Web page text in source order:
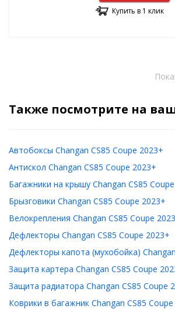
Купить в 1 клик
Также посмотрите на
Автобоксы Changan CS85 Coupe 2023+
Антискол Changan CS85 Coupe 2023+
Багажники на крышу Changan CS85
Брызговики Changan CS85 Coupe 2023+
Велокрепления Changan CS85 Coupe
Дефлекторы Changan CS85 Coupe 2023+
Дефлекторы капота (мухобойка)
Защита картера Changan CS85 Coupe
Защита радиатора Changan CS85 Coupe
Коврики в багажник Changan CS85